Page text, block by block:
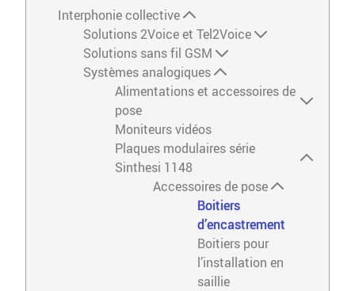
Interphonie collective
Solutions 2Voice et Tel2Voice
Solutions sans fil GSM
Systèmes analogiques
Alimentations et accessoires de
pose
Moniteurs vidéos
Plaques modulaires série
Sinthesi 1148
Accessoires de pose
Boitiers
d’encastrement
Boitiers pour
l’installation en
saillie